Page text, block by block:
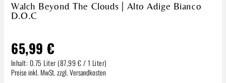
Walch Beyond The Clouds | Alto Adige Bianco
D.O.C
65,99 €
Inhalt: 0.75 Liter (87,99 € / 1 Liter)
Regulärer Preis:
Preise inkl. MwSt. zzgl. Versandkosten